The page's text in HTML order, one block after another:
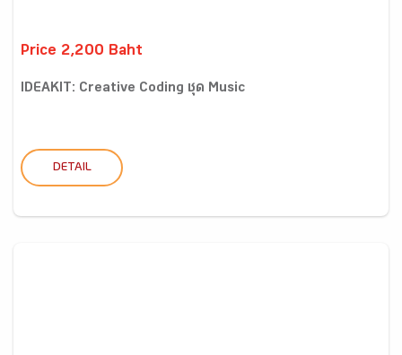
Price 2,200 Baht
IDEAKIT: Creative Coding ชุด Music
DETAIL